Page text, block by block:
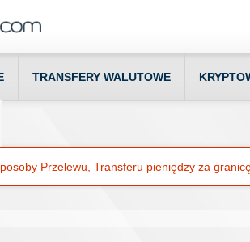
TRANSFERY WALUTOWE
Przelewu, Transferu pieniędzy za